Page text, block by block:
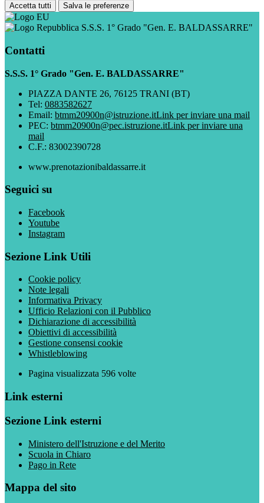
Accetta tutti Salva le preferenze
S.S.S. 1° Grado "Gen. E. BALDASSARRE"
Contatti
S.S.S. 1° Grado "Gen. E. BALDASSARRE"
PIAZZA DANTE 26, 76125 TRANI (BT)
Tel: 0883582627
Email: btmm20900n@istruzione.itLink per inviare una mail
PEC: btmm20900n@pec.istruzione.itLink per inviare una
mail
C.F.: 83002390728
www.prenotazionibaldassarre.it
Seguici su
Facebook
Youtube
Instagram
Sezione Link Utili
Cookie policy
Note legali
Informativa Privacy
Ufficio Relazioni con il Pubblico
Dichiarazione di accessibilità
Obiettivi di accessibilità
Gestione consensi cookie
Whistleblowing
Pagina visualizzata 596 volte
Link esterni
Sezione Link esterni
Ministero dell'Istruzione e del Merito
Scuola in Chiaro
Pago in Rete
Mappa del sito